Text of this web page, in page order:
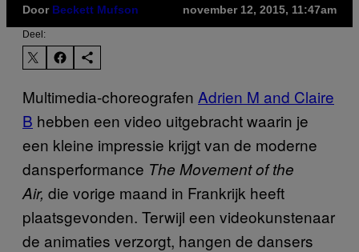
Door Beckett Mufson november 12, 2015, 11:47am
Deel:
Multimedia-choreografen Adrien M and Claire
B hebben een video uitgebracht waarin je
een kleine impressie krijgt van de moderne
dansperformance The Movement of the
Air, die vorige maand in Frankrijk heeft
plaatsgevonden. Terwijl een videokunstenaar
de animaties verzorgt, hangen de dansers